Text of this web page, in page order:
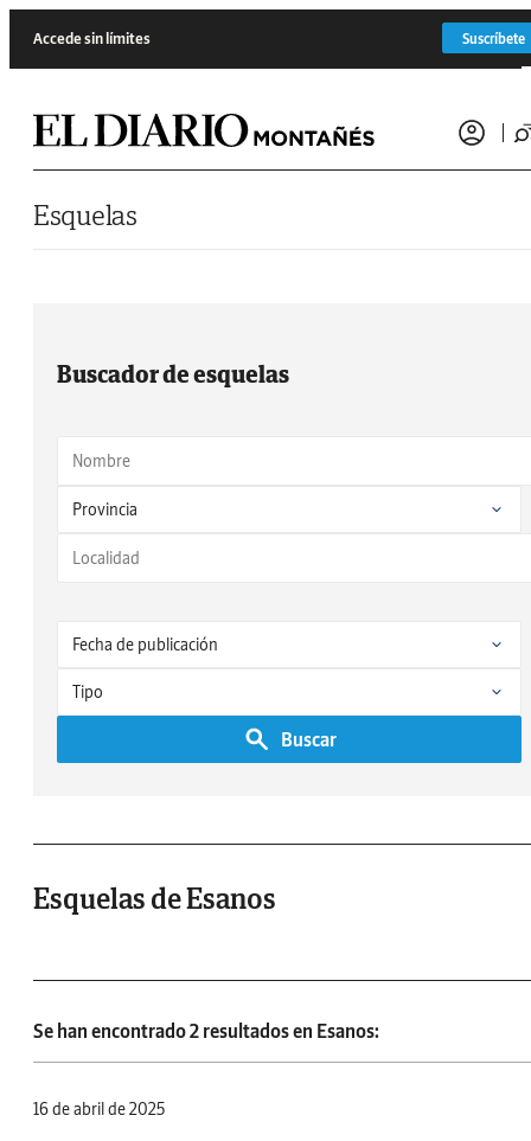
Accede sin límites Suscríbete
Esquelas
Buscador de esquelas
Buscar
Esquelas de Esanos
Se han encontrado 2 resultados en Esanos:
16 de abril de 2025